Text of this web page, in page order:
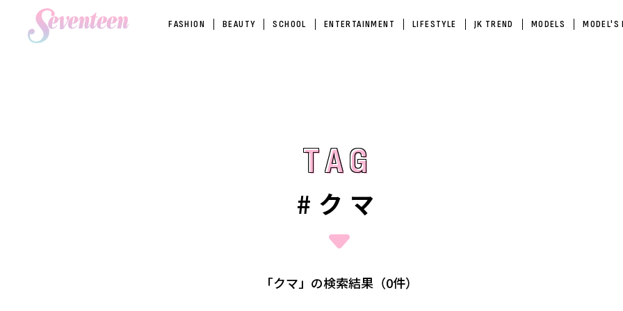
FASHION BEAUTY SCHOOL ENTERTAINMENT LIFESTYLE JK TREND MODELS MODEL'S
TAG
TAG
#クマ
「クマ」の検索結果（0件）